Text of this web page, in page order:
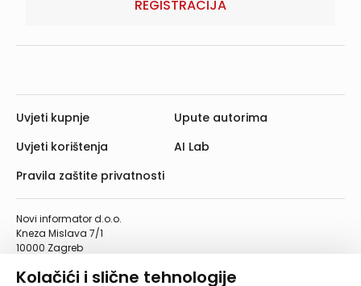
Kolačići i slične tehnologije
REGISTRACIJA
Novi informator d.o.o.
Kneza Mislava 7/1
10000 Zagreb
Telefaks: 01/4612-553
Uvjeti kupnje
Uvjeti korištenja
Pravila zaštite privatnosti
Upute autorima
AI Lab